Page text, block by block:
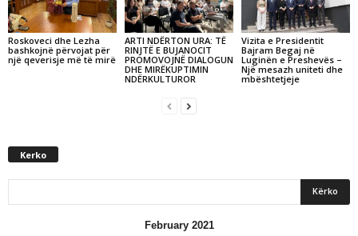
Roskoveci dhe Lezha
bashkojnë përvojat për
një qeverisje më të mirë
ARTI NDËRTON URA: TË
RINJTË E BUJANOCIT
PROMOVOJNË DIALOGUN
DHE MIRËKUPTIMIN
NDËRKULTUROR
Vizita e Presidentit
Bajram Begaj në
Luginën e Preshevës –
Një mesazh uniteti dhe
mbështetjeje
Kerko
February 2021